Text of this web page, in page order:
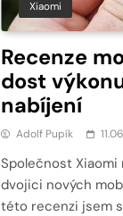
Xiaomi
Recenze
dost
nabíjení
Adolf Pupík
Společnost Xiaomi
dvojici nových
této recenzi jsem